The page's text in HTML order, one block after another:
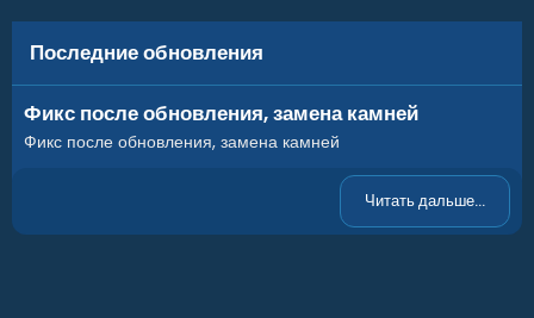
Последние обновления
Фикс после обновления, замена камней
Фикс после обновления, замена камней
Читать дальше...